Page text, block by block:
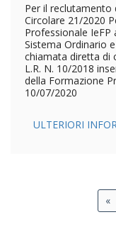
Per il reclutamento
Circolare 21/2020
Professionale
Sistema Ordinario
chiamata diretta di
L.R. N. 10/2018
della Formazione
10/07/2020
ULTERIORI
«